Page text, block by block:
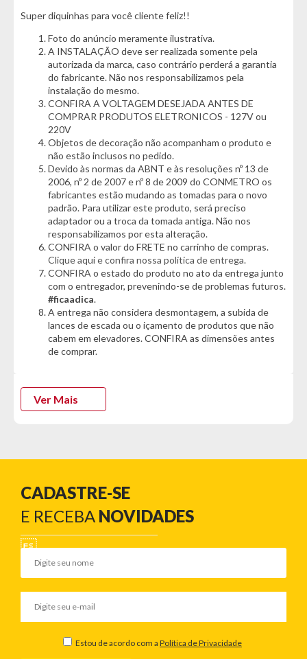
- Modelo Evaporadora: 45PDFI36C2DA
- Capacidade: 36.000 BTUs
- Voltagem: 127V/220V (Não é Bivolt)
- Consumo: 1.394 kWh/ano
Cor:
- Branco
Características:
- 36.000 BTUs
- Tecnologia Inverter
- Serpentina em Cobre
- Filtro lavável e antipoeira
- Display Digital
- Faixa de temperatura 17°C a 32°C
- Gás R-32
- Função Turbo
- Função Oscilar
- Timer
Garantia do fornecedor: 36 meses se instalado por um posto
autorizado ou empresa credenciada pela Elgin, caso contrário
ficará limitado à garantia legal de 12 meses (Se conter vidro ou
espelho danificado/quebrado, o prazo para solicitar a troca é
de até 7 dias corridos após a data da entrega)
Super diquinhas para você cliente feliz!!
Foto do anúncio meramente ilustrativa.
A INSTALAÇÃO deve ser realizada somente pela
autorizada da marca, caso contrário perderá a garantia
do fabricante. Não nos responsabilizamos pela
instalação do mesmo.
CONFIRA A VOLTAGEM DESEJADA ANTES DE
COMPRAR PRODUTOS ELETRONICOS - 127V ou
220V
Objetos de decoração não acompanham o produto e
não estão inclusos no pedido.
Devido às normas da ABNT e às resoluções nº 13 de
2006, nº 2 de 2007 e nº 8 de 2009 do CONMETRO os
fabricantes estão mudando as tomadas para o novo
padrão. Para utilizar este produto, será preciso
adaptador ou a troca da tomada antiga. Não nos
responsabilizamos por esta alteração.
CONFIRA o valor do FRETE no carrinho de compras.
Clique aqui e confira nossa política de entrega.
CONFIRA o estado do produto no ato da entrega junto
com o entregador, prevenindo-se de problemas futuros.
#ficaadica.
A entrega não considera desmontagem, a subida de
lances de escada ou o içamento de produtos que não
cabem em elevadores. CONFIRA as dimensões antes
de comprar.
Ver Mais
CADASTRE-SE
E RECEBA NOVIDADES
Estou de acordo com a Política de Privacidade